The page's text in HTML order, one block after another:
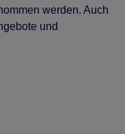
werden. Auch
und